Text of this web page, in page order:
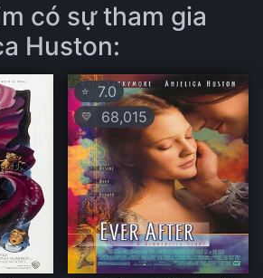
có sự tham gia
Huston:
⭐ 7.0
💛 68,015